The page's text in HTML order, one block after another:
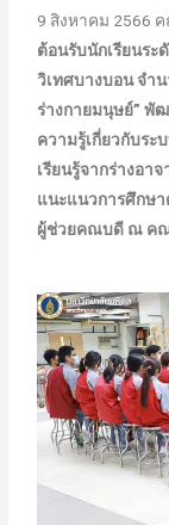
9 สิงหาคม 2566
ต้อนรับนักเรียนร
วิเทศบางบอนจำน
ร่างกายมนุษย์” พัฒ
ความรู้เกี่ยวกับระ
เรียนรู้จากร่างอา
แนะแนวการศึกษ
ผู้ช่วยคณบดี ณ คณ